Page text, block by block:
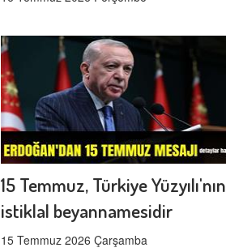
15 Temmuz, Türkiye Yüzyılı'nın
istiklal beyannamesidir
15 Temmuz 2026 Çarşamba